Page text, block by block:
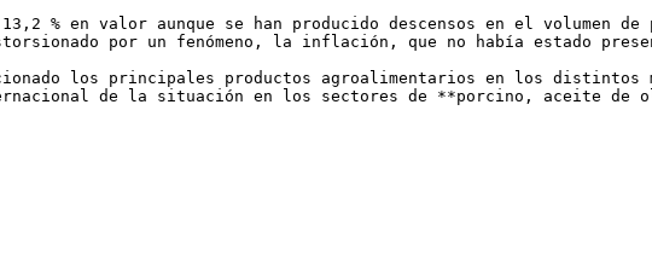
% en valor aunque se han producido descensos en el volumen
por un fenómeno, la inflación, que no había estado
los principales productos agroalimentarios en los
de la situación en los sectores de **porcino, aceite de